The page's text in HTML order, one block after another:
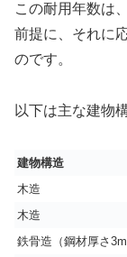
この耐用年数は
前提に、それに
のです。
以下は主な建物
建物構造
木造
木造
鉄骨造（鋼材厚さ